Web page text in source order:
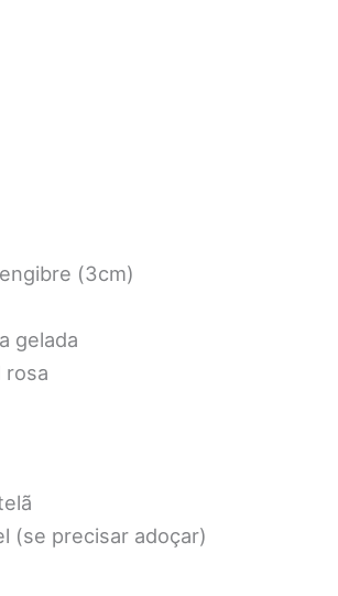
(3cm)
gelada
rosa
(se precisar adoçar)